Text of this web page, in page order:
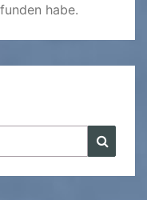
habe.